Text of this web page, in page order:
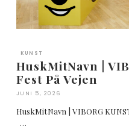
KUNST
HuskMitNavn |
Fest På Vejen
JUNI 5, 2026
HuskMitNavn | VIBORG
…